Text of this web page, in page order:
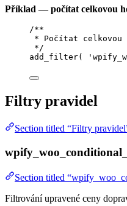
Příklad — počítat celkovou
/**
* Počítat celkovou
*/
add_filter( '
Filtry pravidel
Section titled “Filtry
Section titled
Filtrování upravené ceny